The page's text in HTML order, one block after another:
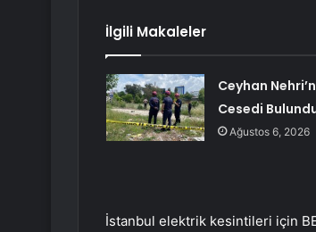
İlgili Makaleler
Ceyhan
Cesedi
Ağustos 6, 2026
İstanbul elektrik kesintileri için